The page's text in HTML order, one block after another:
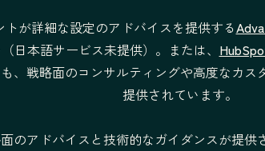
が詳細な設定のアドバイスを提供する
日本語サービス未提供）。または、
、戦略面のコンサルティングや高度なカ
提供されています。
のアドバイスと技術的なガイダンスが提